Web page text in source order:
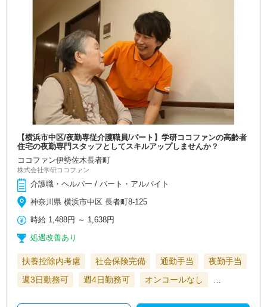
【横浜市中区/夜勤専従介護職員/パート】学研ココファンの高齢者
住宅の夜勤専門スタッフとしてスキルアップしませんか？
ココファン伊勢佐木長者町
株式会社学研ココファン
介護職・ヘルパー / パート・アルバイト
神奈川県 横浜市中区 長者町8-125
時給 1,488円 ～ 1,638円
処遇改善あり
扶養控除内考慮 社会保険完備 通勤手当
夜勤手当
週3日勤務可
週4日勤務可 オンコールなし …